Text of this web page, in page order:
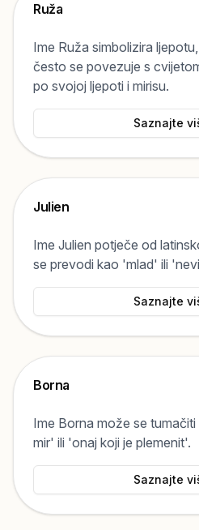
Ruža
Ime Ruža simbolizira
često se povezuje s
po svojoj ljepoti i mirisu.
Saznajte
Julien
Ime Julien potječe od
se prevodi kao 'mlad' ili
Saznajte
Borna
Ime Borna može se
mir' ili 'onaj koji je plemenit'.
Saznajte